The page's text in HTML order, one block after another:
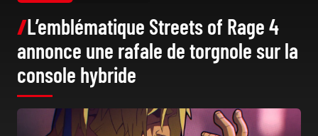
L’emblématique Streets of Rage 4
annonce une rafale de torgnole sur la
console hybride